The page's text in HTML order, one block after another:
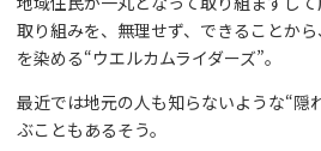
取り組みを、無理せず、できることか
を染める“ウエルカムライダーズ”。
最近では地元の人も知らないような“隠
ぶこともあるそう。